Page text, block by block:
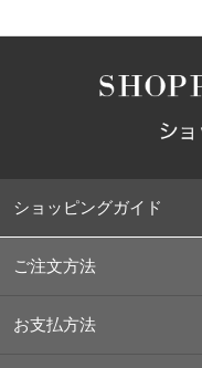
ショッピングガイド
ご注文方法
お支払方法